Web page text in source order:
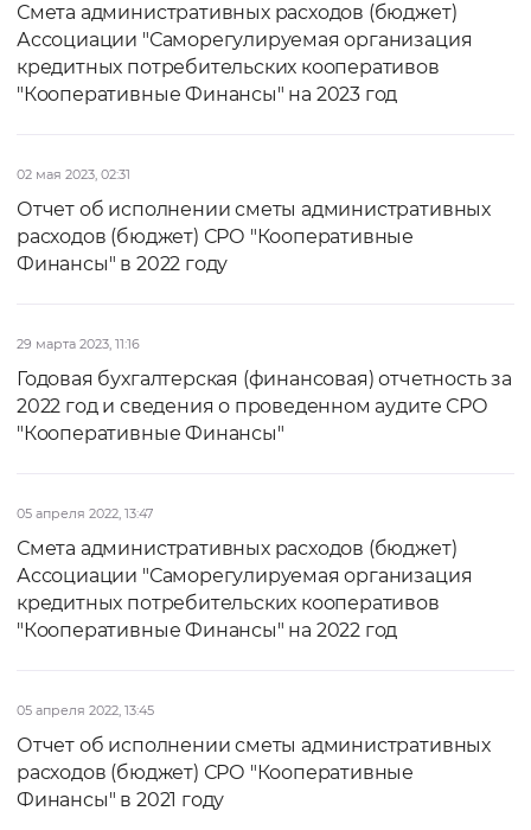
Смета административных расходов (бюджет)
Ассоциации "Саморегулируемая организация
кредитных потребительских кооперативов
"Кооперативные Финансы" на 2023 год
02 мая 2023, 02:31
Отчет об исполнении сметы административных
расходов (бюджет) СРО "Кооперативные
Финансы" в 2022 году
29 марта 2023, 11:16
Годовая бухгалтерская (финансовая) отчетность за
2022 год и сведения о проведенном аудите СРО
"Кооперативные Финансы"
05 апреля 2022, 13:47
Смета административных расходов (бюджет)
Ассоциации "Саморегулируемая организация
кредитных потребительских кооперативов
"Кооперативные Финансы" на 2022 год
05 апреля 2022, 13:45
Отчет об исполнении сметы административных
расходов (бюджет) СРО "Кооперативные
Финансы" в 2021 году